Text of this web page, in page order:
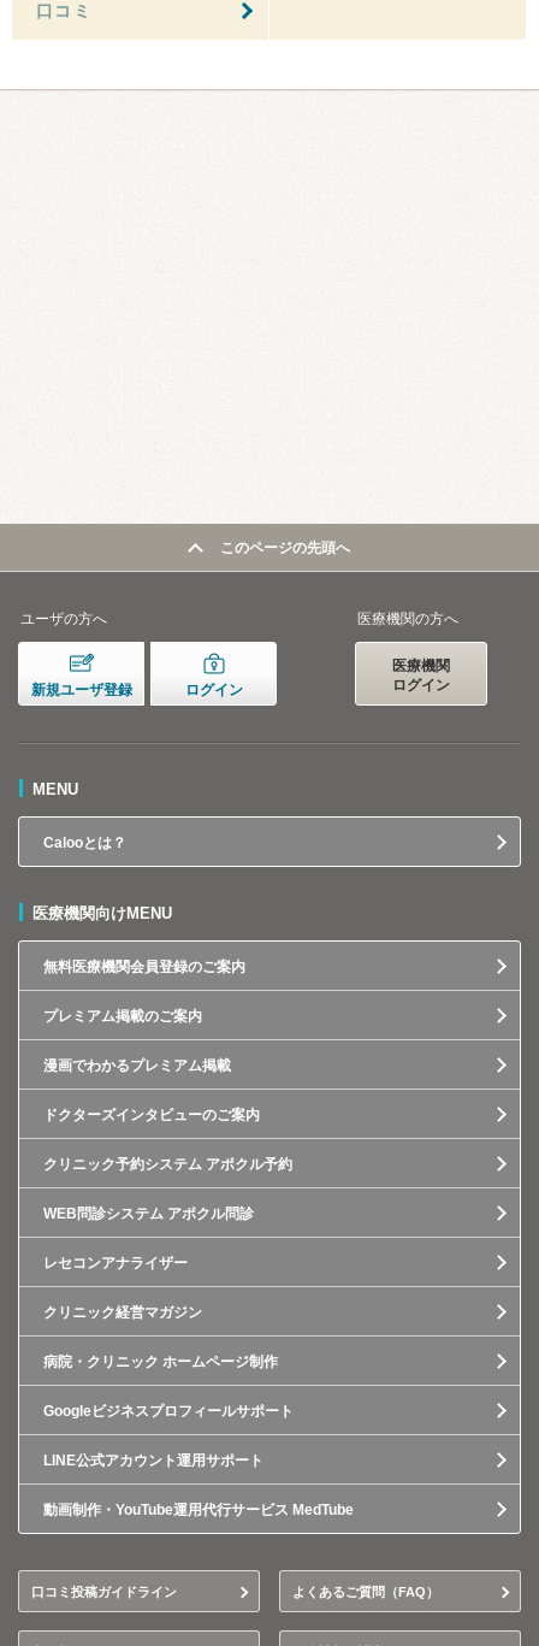
口コミ
このページの先頭へ
ユーザの方へ
新規ユーザ登録 ログイン
医療機関の方へ
医療機関
ログイン
MENU
Calooとは？
医療機関向けMENU
無料医療機関会員登録のご案内
プレミアム掲載のご案内
漫画でわかるプレミアム掲載
ドクターズインタビューのご案内
クリニック予約システム アポクル予約
WEB問診システム アポクル問診
レセコンアナライザー
クリニック経営マガジン
病院・クリニック ホームページ制作
Googleビジネスプロフィールサポート
LINE公式アカウント運用サポート
動画制作・YouTube運用代行サービス MedTube
口コミ投稿ガイドライン よくあるご質問（FAQ）